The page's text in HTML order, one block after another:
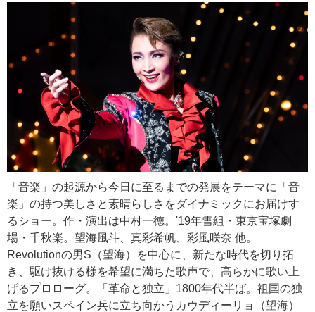
「音楽」の起源から今日に至るまでの発展をテーマに「音
楽」の持つ美しさと素晴らしさをダイナミックにお届けす
るショー。作・演出は中村一徳。'19年雪組・東京宝塚劇
場・千秋楽。望海風斗、真彩希帆、彩風咲奈 他。
Revolutionの男S（望海）を中心に、新たな時代を切り拓
き、駆け抜ける様を希望に満ちた歌声で、高らかに歌い上
げるプロローグ。「革命と独立」1800年代半ば。祖国の独
立を願いスペイン兵に立ち向かうカウディーリョ（望海）